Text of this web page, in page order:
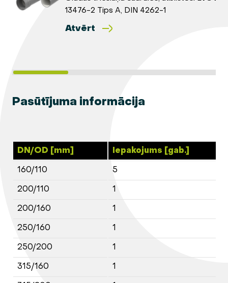
13476-2 Tips A, DIN 4262-1
Atvērt
Pasūtījuma informācija
DN/OD [mm] Iepakojums [gab.]
160/110
5
200/110
1
200/160
1
250/160
1
250/200
1
315/160
1